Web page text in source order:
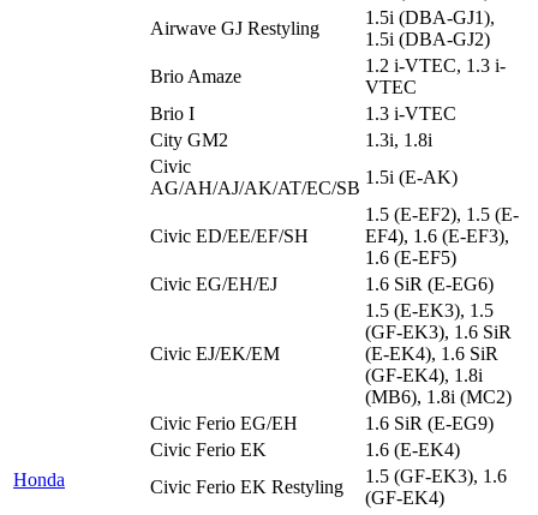
Honda
Airwave GJ Restyling
1.5i (DBA-GJ1),
1.5i (DBA-GJ2)
Brio Amaze
1.2 i-VTEC, 1.3 i-
VTEC
Brio I
1.3 i-VTEC
City GM2
1.3i, 1.8i
Civic
AG/AH/AJ/AK/AT/EC/SB
1.5i (E-AK)
Civic ED/EE/EF/SH
1.5 (E-EF2), 1.5 (E-
EF4), 1.6 (E-EF3),
1.6 (E-EF5)
Civic EG/EH/EJ
1.6 SiR (E-EG6)
Civic EJ/EK/EM
1.5 (E-EK3), 1.5
(GF-EK3), 1.6 SiR
(E-EK4), 1.6 SiR
(GF-EK4), 1.8i
(MB6), 1.8i (MC2)
Civic Ferio EG/EH
1.6 SiR (E-EG9)
Civic Ferio EK
1.6 (E-EK4)
Civic Ferio EK Restyling
1.5 (GF-EK3), 1.6
(GF-EK4)